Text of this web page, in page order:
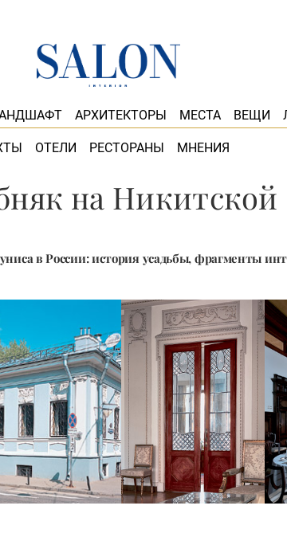
АРХИТЕКТОРЫ МЕСТА ВЕЩИ
ОТЕЛИ РЕСТОРАНЫ МНЕНИЯ
на Никитской
в России: история усадьбы, фрагменты